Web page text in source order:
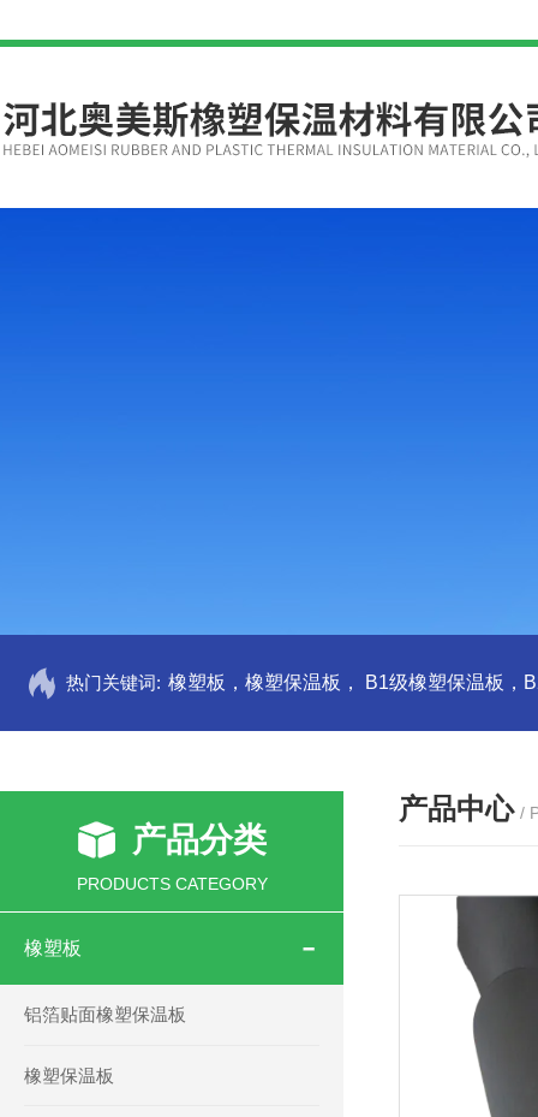
热门关键词:
产品分类
PRODUCTS CATEGORY
橡塑板
铝箔贴面橡塑保温板
橡塑保温板
产品中心 /